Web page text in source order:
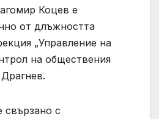
Коцев е
от длъжността
„Управление на
на обществения
свързано с